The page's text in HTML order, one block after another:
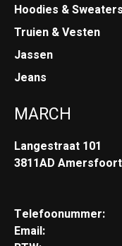
Hoodies & Sweaters
Truien & Vesten
Jassen
Jeans
MARCH
Langestraat 101
3811AD Amersfoort
Telefoonummer:
Email: